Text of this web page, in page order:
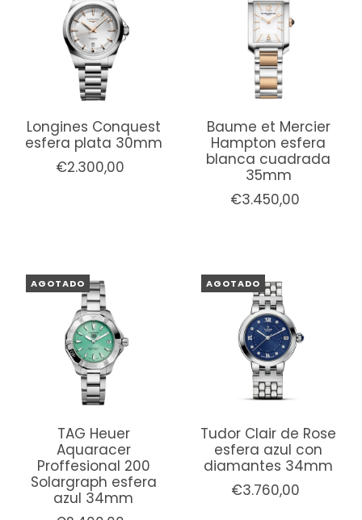
Longines Conquest
esfera plata 30mm
€2.300,00
Baume et Mercier
Hampton esfera
blanca cuadrada
35mm
€3.450,00
AGOTADO
TAG Heuer
Aquaracer
Proffesional 200
Solargraph esfera
azul 34mm
AGOTADO
Tudor Clair de Rose
esfera azul con
diamantes 34mm
€3.760,00